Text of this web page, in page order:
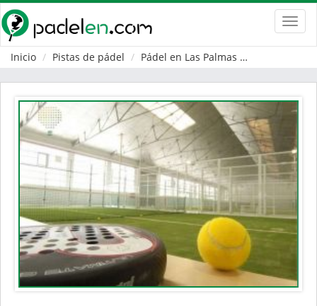
Inicio
Pistas de pádel Pádel en Las Palmas